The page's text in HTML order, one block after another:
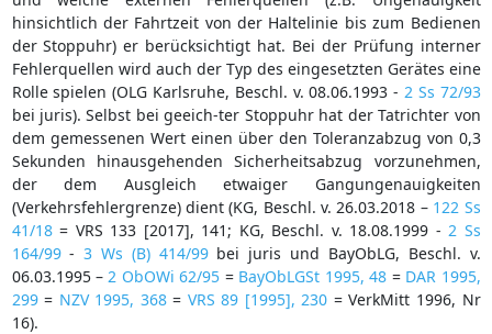
hinsichtlich der Fahrtzeit von der Haltelinie bis zum Bedienen
der Stoppuhr) er berücksichtigt hat. Bei der Prüfung interner
Fehlerquellen wird auch der Typ des eingesetzten Gerätes eine
Rolle spielen (OLG Karlsruhe, Beschl. v. 08.06.1993 - 2 Ss 72/93
bei juris). Selbst bei geeich-ter Stoppuhr hat der Tatrichter von
dem gemessenen Wert einen über den Toleranzabzug von 0,3
Sekunden hinausgehenden Sicherheitsabzug vorzunehmen,
der dem Ausgleich etwaiger Gangungenauigkeiten
(Verkehrsfehlergrenze) dient (KG, Beschl. v. 26.03.2018 – 122 Ss
41/18= VRS 133 [2017], 141; KG, Beschl. v. 18.08.1999 - 2 Ss
164/99-3 Ws (B) 414/99bei juris und BayObLG, Beschl. v.
06.03.1995 – 2 ObOWi 62/95 = BayObLGSt 1995, 48 = DAR 1995,
299= NZV 1995, 368= VRS 89 [1995], 230 = VerkMitt 1996, Nr
16).